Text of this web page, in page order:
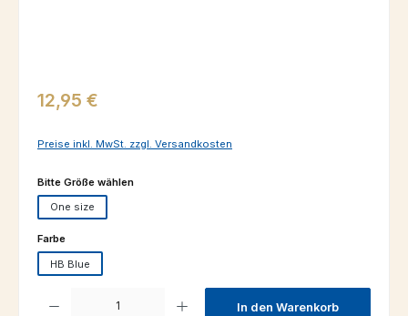
Regulärer Preis:
12,95 €
Preise inkl. MwSt. zzgl. Versandkosten
Bitte Größe wählenauswählen
One size
Farbeauswählen
HB Blue
In den Warenkorb